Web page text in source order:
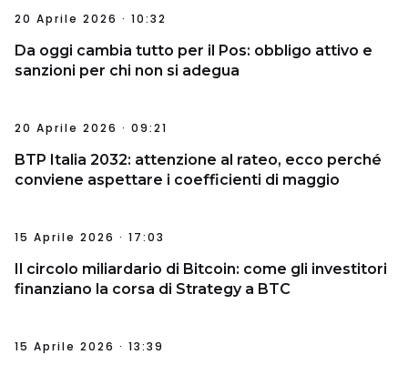
20 Aprile 2026 · 10:32
Da oggi cambia tutto per il Pos: obbligo attivo e
sanzioni per chi non si adegua
20 Aprile 2026 · 09:21
BTP Italia 2032: attenzione al rateo, ecco perché
conviene aspettare i coefficienti di maggio
15 Aprile 2026 · 17:03
Il circolo miliardario di Bitcoin: come gli investitori
finanziano la corsa di Strategy a BTC
15 Aprile 2026 · 13:39